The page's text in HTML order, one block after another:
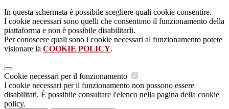
In questa schermata è possibile scegliere quali cookie consentire.
I cookie necessari sono quelli che consentono il funzionamento della
piattaforma e non è possibile disabilitarli.
Per conoscere quali sono i cookie necessari al funzionamento potete
visionare la COOKIE POLICY.
Cookie necessari per il funzionamento
I cookie necessari per il funzionamento non possono essere
disabilitati. È possibile consultare l'elenco nella pagina della cookie
policy.